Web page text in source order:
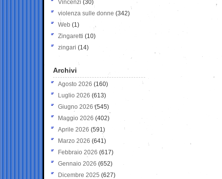
Vincenzi (30)
violenza sulle donne (342)
Web (1)
Zingaretti (10)
zingari (14)
Archivi
Agosto 2026 (160)
Luglio 2026 (613)
Giugno 2026 (545)
Maggio 2026 (402)
Aprile 2026 (591)
Marzo 2026 (641)
Febbraio 2026 (617)
Gennaio 2026 (652)
Dicembre 2025 (627)